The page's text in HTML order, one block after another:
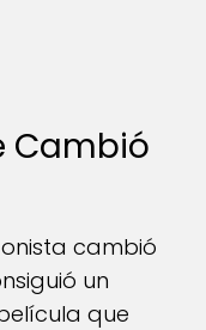
Cambió
cambió
un
que